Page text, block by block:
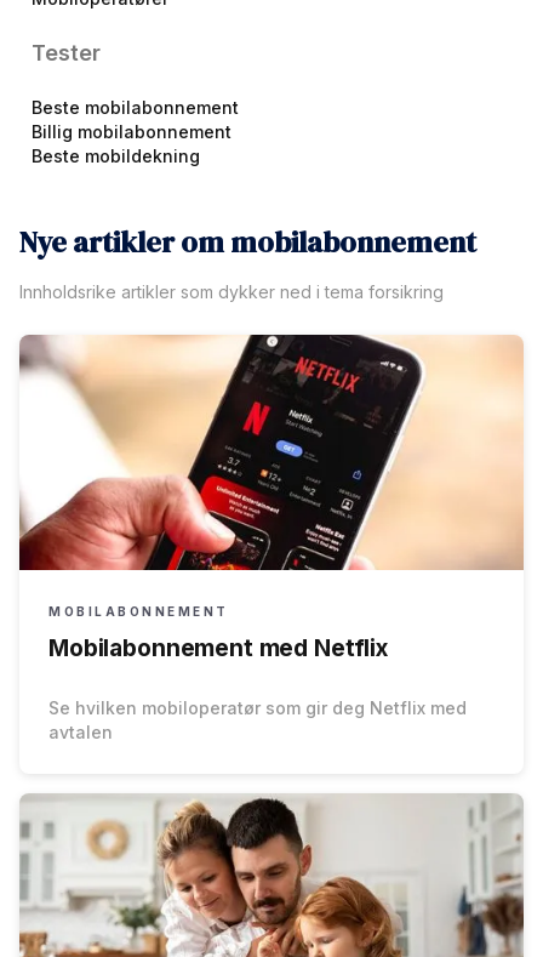
Tester
Beste mobilabonnement
Billig mobilabonnement
Beste mobildekning
Nye artikler om mobilabonnement
Innholdsrike artikler som dykker ned i tema forsikring
MOBILABONNEMENT
Mobilabonnement med Netflix
Se hvilken mobiloperatør som gir deg Netflix med
avtalen